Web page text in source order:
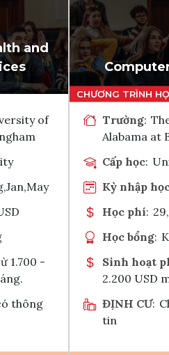
Interlinkand
of
1.700 -
thông
Trường:
Alabama at
Cấp học:
Kỳ nhập
Học phí:
Học bổng:
Sinh hoạt
2.200 USD
ĐỊNH CƯ:
tin